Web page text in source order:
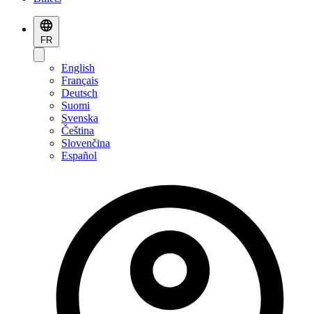
FR
English
Français
Deutsch
Suomi
Svenska
Čeština
Slovenčina
Español